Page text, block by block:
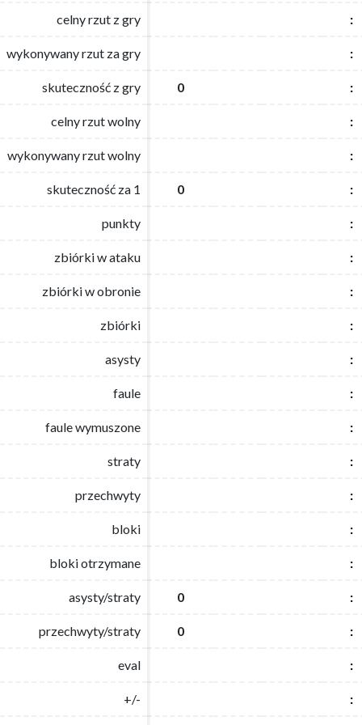
celny rzut z gry :
wykonywany rzut za gry :
skuteczność z gry 0 :
celny rzut wolny :
wykonywany rzut wolny :
skuteczność za 1 0 :
punkty :
zbiórki w ataku :
zbiórki w obronie :
zbiórki :
asysty :
faule :
faule wymuszone :
straty :
przechwyty :
bloki :
bloki otrzymane :
asysty/straty 0 :
przechwyty/straty 0 :
eval :
+/- :
celny rzut z gry :
wykonywany rzut za gry :
skuteczność z gry 0 :
celny rzut wolny :
wykonywany rzut wolny :
skuteczność za 1 0 :
punkty :
zbiórki w ataku :
zbiórki w obronie :
zbiórki :
asysty :
faule :
faule wymuszone :
straty :
przechwyty :
bloki :
bloki otrzymane :
asysty/straty 0 :
przechwyty/straty 0 :
eval :
+/- :